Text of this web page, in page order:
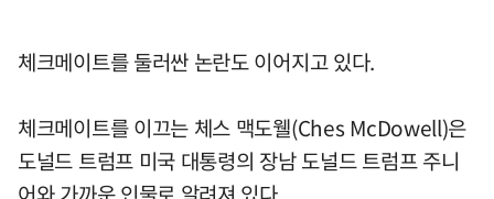
체크메이트를 둘러싼 논란도 이어지고 있다.
체크메이트를 이끄는 체스 맥도웰(Ches McDowell)은
도널드 트럼프 미국 대통령의 장남 도널드 트럼프 주니